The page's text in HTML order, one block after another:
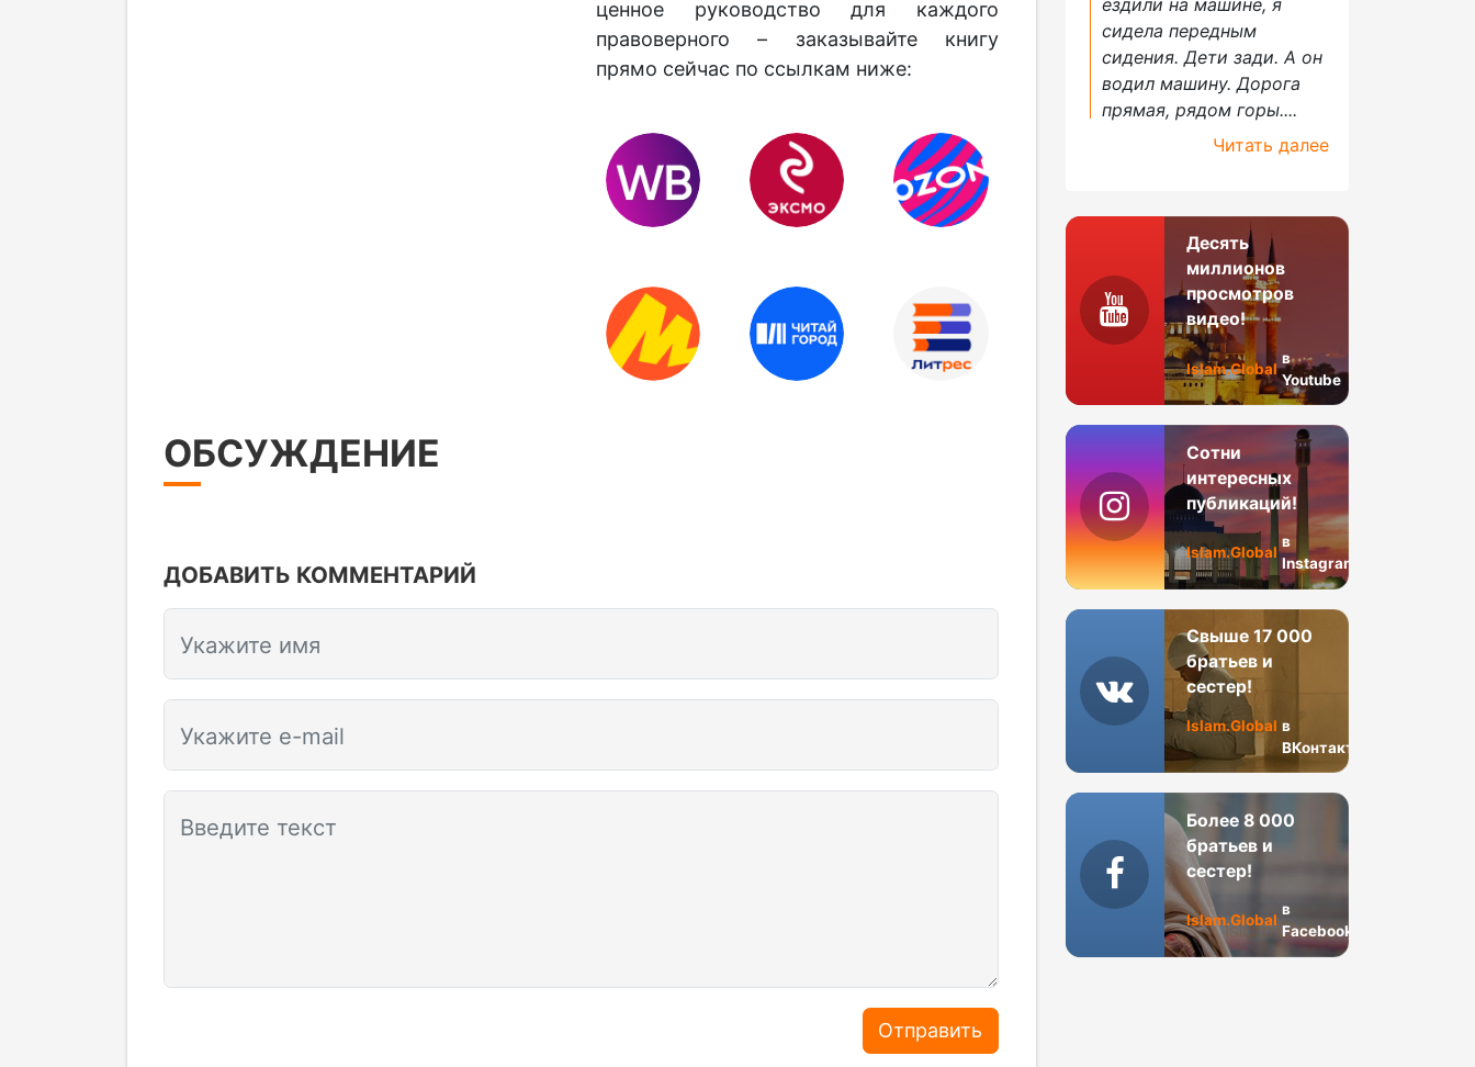
ценное руководство для каждого
правоверного – заказывайте книгу
прямо сейчас по ссылкам ниже:
ОБСУЖДЕНИЕ
ДОБАВИТЬ КОММЕНТАРИЙ
Укажите имя
Укажите e-mail
Введите текст
Отправить
сидела передным
сидения. Дети зади. А он
водил машину. Дорога
прямая, рядом горы....
Читать далее
Десять
миллионов
просмотров
видео!
Islam.Global
в
Youtube
Сотни
интересных
публикаций!
Islam.Global
в
Instagram
Свыше 17 000
братьев и
сестер!
Islam.Global в
ВКонтакте
Более 8 000
братьев и
сестер!
Islam.Global
в
Facebook